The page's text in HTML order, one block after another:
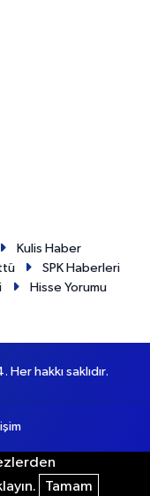
Kulis Haber
SPK Haberleri
Hisse Yorumu
hakkı saklıdır.
Tamam